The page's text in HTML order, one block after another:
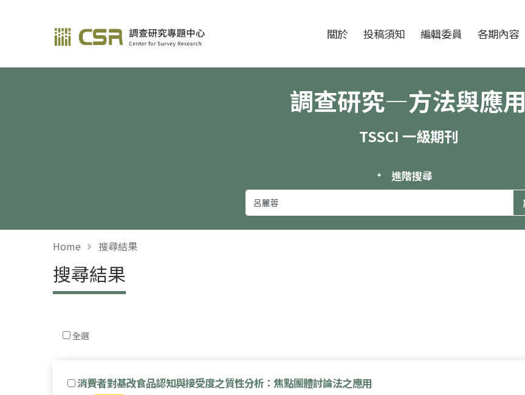
調查研究—方法與應用期刊 關於 投稿須知 編輯委員 各期內容
調查研究—方法與應用
TSSCI 一級期刊
進階搜尋
Home 搜尋結果
搜尋結果
全選
消費者對基改食品認知與接受度之質性分析：焦點團體討論法之應用